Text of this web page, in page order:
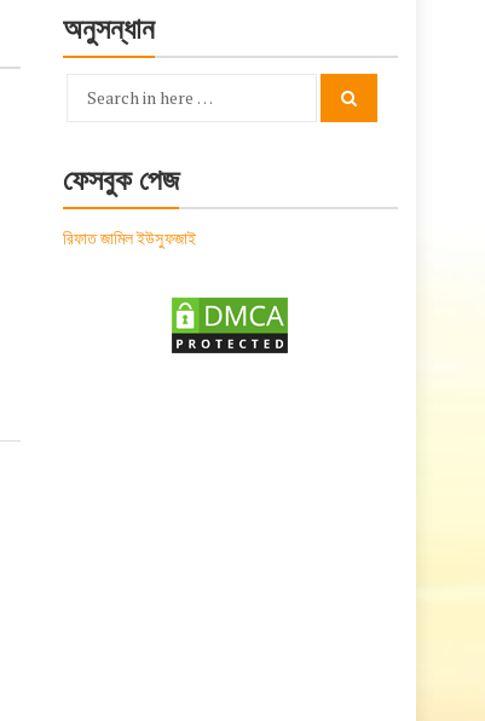
অনুসন্ধান
Search
ফেসবুক পেজ
রিফাত জামিল ইউসুফজাই